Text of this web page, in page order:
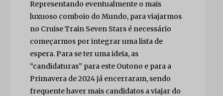
Representando eventualmente o mais
luxuoso comboio do Mundo, para viajarmos
no Cruise Train Seven Stars é necessário
começarmos por integrar uma lista de
espera. Para se ter uma ideia, as
“candidaturas” para este Outono e para a
Primavera de 2024 já encerraram, sendo
frequente haver mais candidatos a viajar do